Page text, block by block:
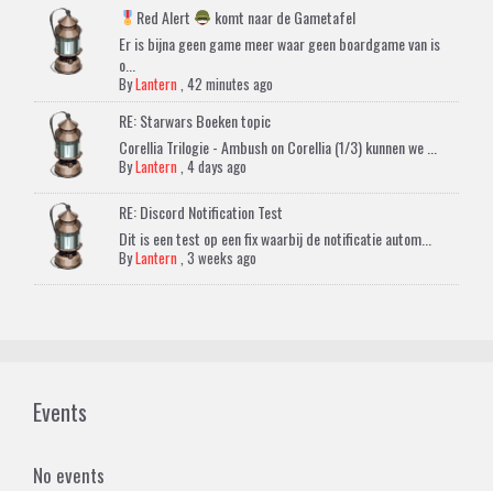
Red Alert
komt naar de Gametafel
Er is bijna geen game meer waar geen boardgame van is
o...
ByLantern ,42 minutes ago
RE: Starwars Boeken topic
Corellia Trilogie - Ambush on Corellia (1/3) kunnen we ...
ByLantern ,4 days ago
RE: Discord Notification Test
Dit is een test op een fix waarbij de notificatie autom...
ByLantern ,3 weeks ago
Events
No events